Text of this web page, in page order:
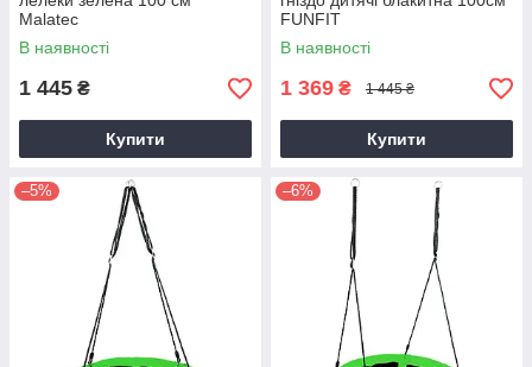
Malatec
В наявності
1 445 ₴
Купити
FUNFIT
В наявності
1 369 ₴ 1 445 ₴
Купити
–5% –6%